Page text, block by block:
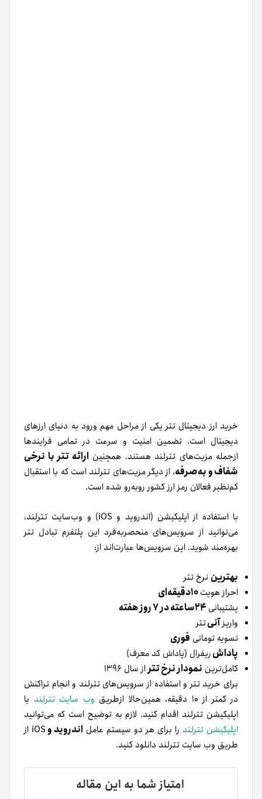
خرید ارز دیجیتال تتر یکی از مراحل مهم ورود به دنیای ارزهای
دیجیتال است. تضمین امنیت و سرعت در تمامی فرایندها
ازجمله مزیت‌های تترلند هستند. همچنین ارائه تتر با نرخی
شفاف و به‌صرفه، از دیگر مزیت‌های تترلند است که با استقبال
کم‌نظیر فعالان رمز ارز کشور رو‌به‌رو شده است.
با استفاده از اپلیکیشن (اندروید و iOS) و وب‌سایت تترلند،
می‌توانید از سرویس‌های منحصربه‌فرد این پلتفرم تبادل تتر
بهره‌مند شوید. این سرویس‌ها عبارت‌اند از:
بهترین نرخ تتر
احراز هویت۱۰دقیقه‌ای
پشتیبانی ۲۴ساعته در ۷ روز هفته
واریزآنیتتر
تسویه تومانی فوری
پاداشریفرال (پاداش کد معرف)
کامل‌ترین نمودار نرخ تتراز سال ۱۳۹۶
برای خرید تتر و استفاده از سرویس‌های تترلند و انجام تراکنش
در کمتر از ۱۰ دقیقه، همین‌حالا از‌طریق
وب‌ سایت تترلند یا
اپلیکیشن تترلند اقدام کنید. لازم به توضیح است که می‌توانید
اپلیکیشن تترلند را برای هر دو سیستم عامل اندروید و
iOS از
طریق وب سایت تترلند دانلود کنید.
امتیاز شما به این مقاله